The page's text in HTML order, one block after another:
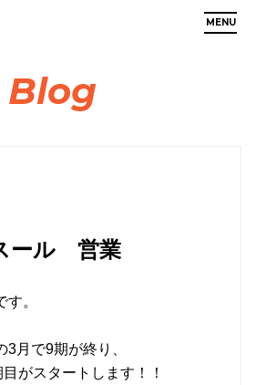
Blog
ール 営業
。
月で9期が終り、
がスタートします！！